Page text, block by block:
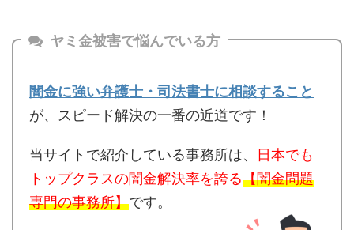
ヤミ金被害で悩んでいる方
闇金に強い弁護士・司法書士に相談すること
が、スピード解決の一番の近道です！
当サイトで紹介している事務所は、
日本でも
トップクラスの闇金解決率を誇る【闇金問題
専門の事務所】です。